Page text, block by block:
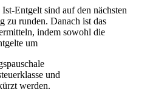
Entgelt sind auf den nächsten
zu runden. Danach ist das
indem sowohl die
um
und
werden.